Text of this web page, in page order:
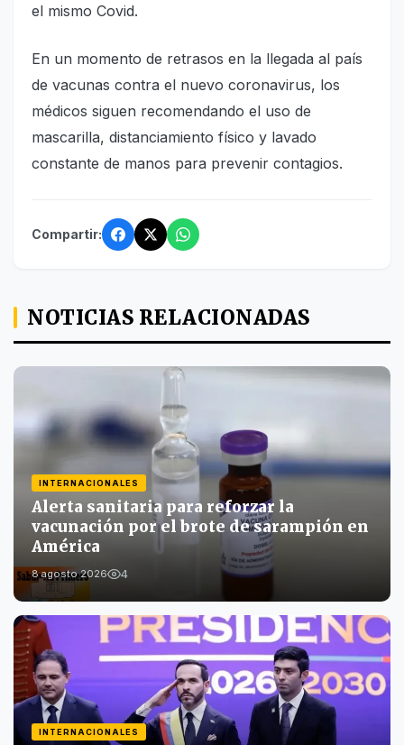
el mismo Covid.
En un momento de retrasos en la llegada al país
de vacunas contra el nuevo coronavirus, los
médicos siguen recomendando el uso de
mascarilla, distanciamiento físico y lavado
constante de manos para prevenir contagios.
Compartir:
NOTICIAS RELACIONADAS
INTERNACIONALES
Alerta sanitaria para reforzar la
vacunación por el brote de sarampión en
América
8 agosto 2026 4
INTERNACIONALES